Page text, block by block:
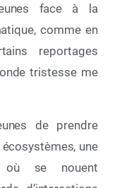
face à la
comme en
reportages
tristesse me
de prendre
une
se nouent